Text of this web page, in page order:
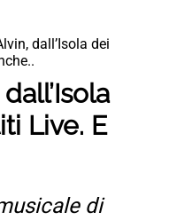
dall’Isola dei
Live. E
di